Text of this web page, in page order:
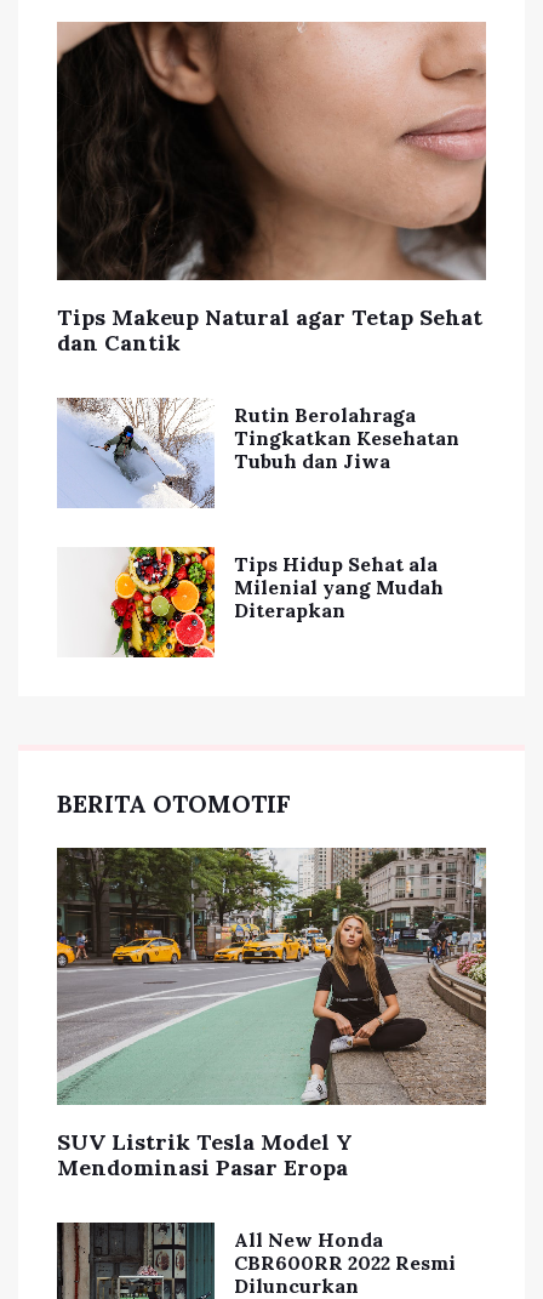
Tips Makeup Natural agar Tetap Sehat
dan Cantik
Rutin Berolahraga
Tingkatkan Kesehatan
Tubuh dan Jiwa
Tips Hidup Sehat ala
Milenial yang Mudah
Diterapkan
BERITA OTOMOTIF
SUV Listrik Tesla Model Y
Mendominasi Pasar Eropa
All New Honda
CBR600RR 2022 Resmi
Diluncurkan